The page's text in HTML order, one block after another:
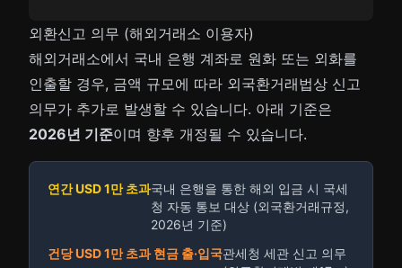
외환신고 의무 (해외거래소 이용자)
해외거래소에서 국내 은행 계좌로 원화 또는 외화를
인출할 경우, 금액 규모에 따라 외국환거래법상 신고
의무가 추가로 발생할 수 있습니다. 아래 기준은
2026년 기준이며 향후 개정될 수 있습니다.
연간 USD 1만 초과국내 은행을 통한 해외 입금 시 국세
청 자동 통보 대상 (외국환거래규정,
2026년 기준)
건당 USD 1만 초과 현금 출·입국관세청 세관 신고 의무